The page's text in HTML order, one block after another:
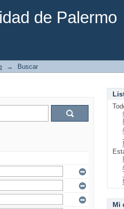
de Palermo
→ Buscar
Mi